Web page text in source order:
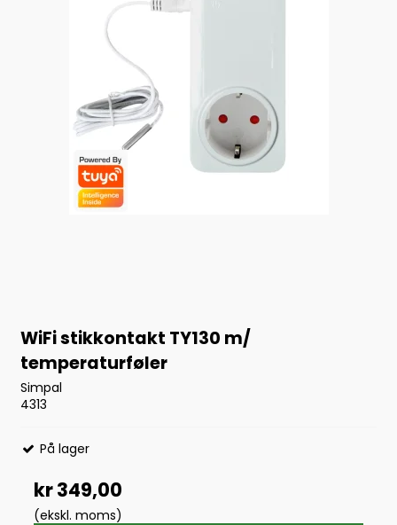
WiFi stikkontakt TY130 m/
temperaturføler
Simpal
4313
På lager
kr 349,00
(ekskl. moms)